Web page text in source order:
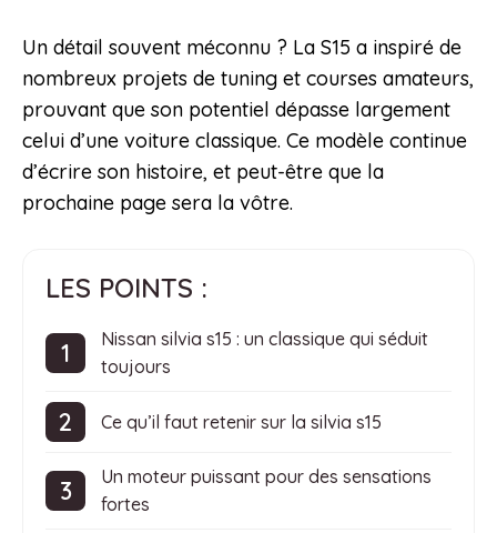
Un détail souvent méconnu ? La S15 a inspiré de
nombreux projets de tuning et courses amateurs,
prouvant que son potentiel dépasse largement
celui d’une voiture classique. Ce modèle continue
d’écrire son histoire, et peut-être que la
prochaine page sera la vôtre.
LES POINTS :
Nissan silvia s15 : un classique qui séduit
toujours
Ce qu’il faut retenir sur la silvia s15
Un moteur puissant pour des sensations
fortes